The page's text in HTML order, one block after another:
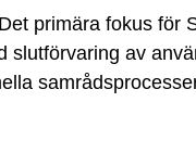
primära fokus för
slutförvaring av